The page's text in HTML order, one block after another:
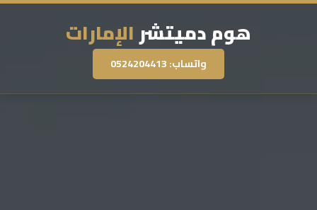
هوم دميتشرالإمارات
واتساب: 0524204413